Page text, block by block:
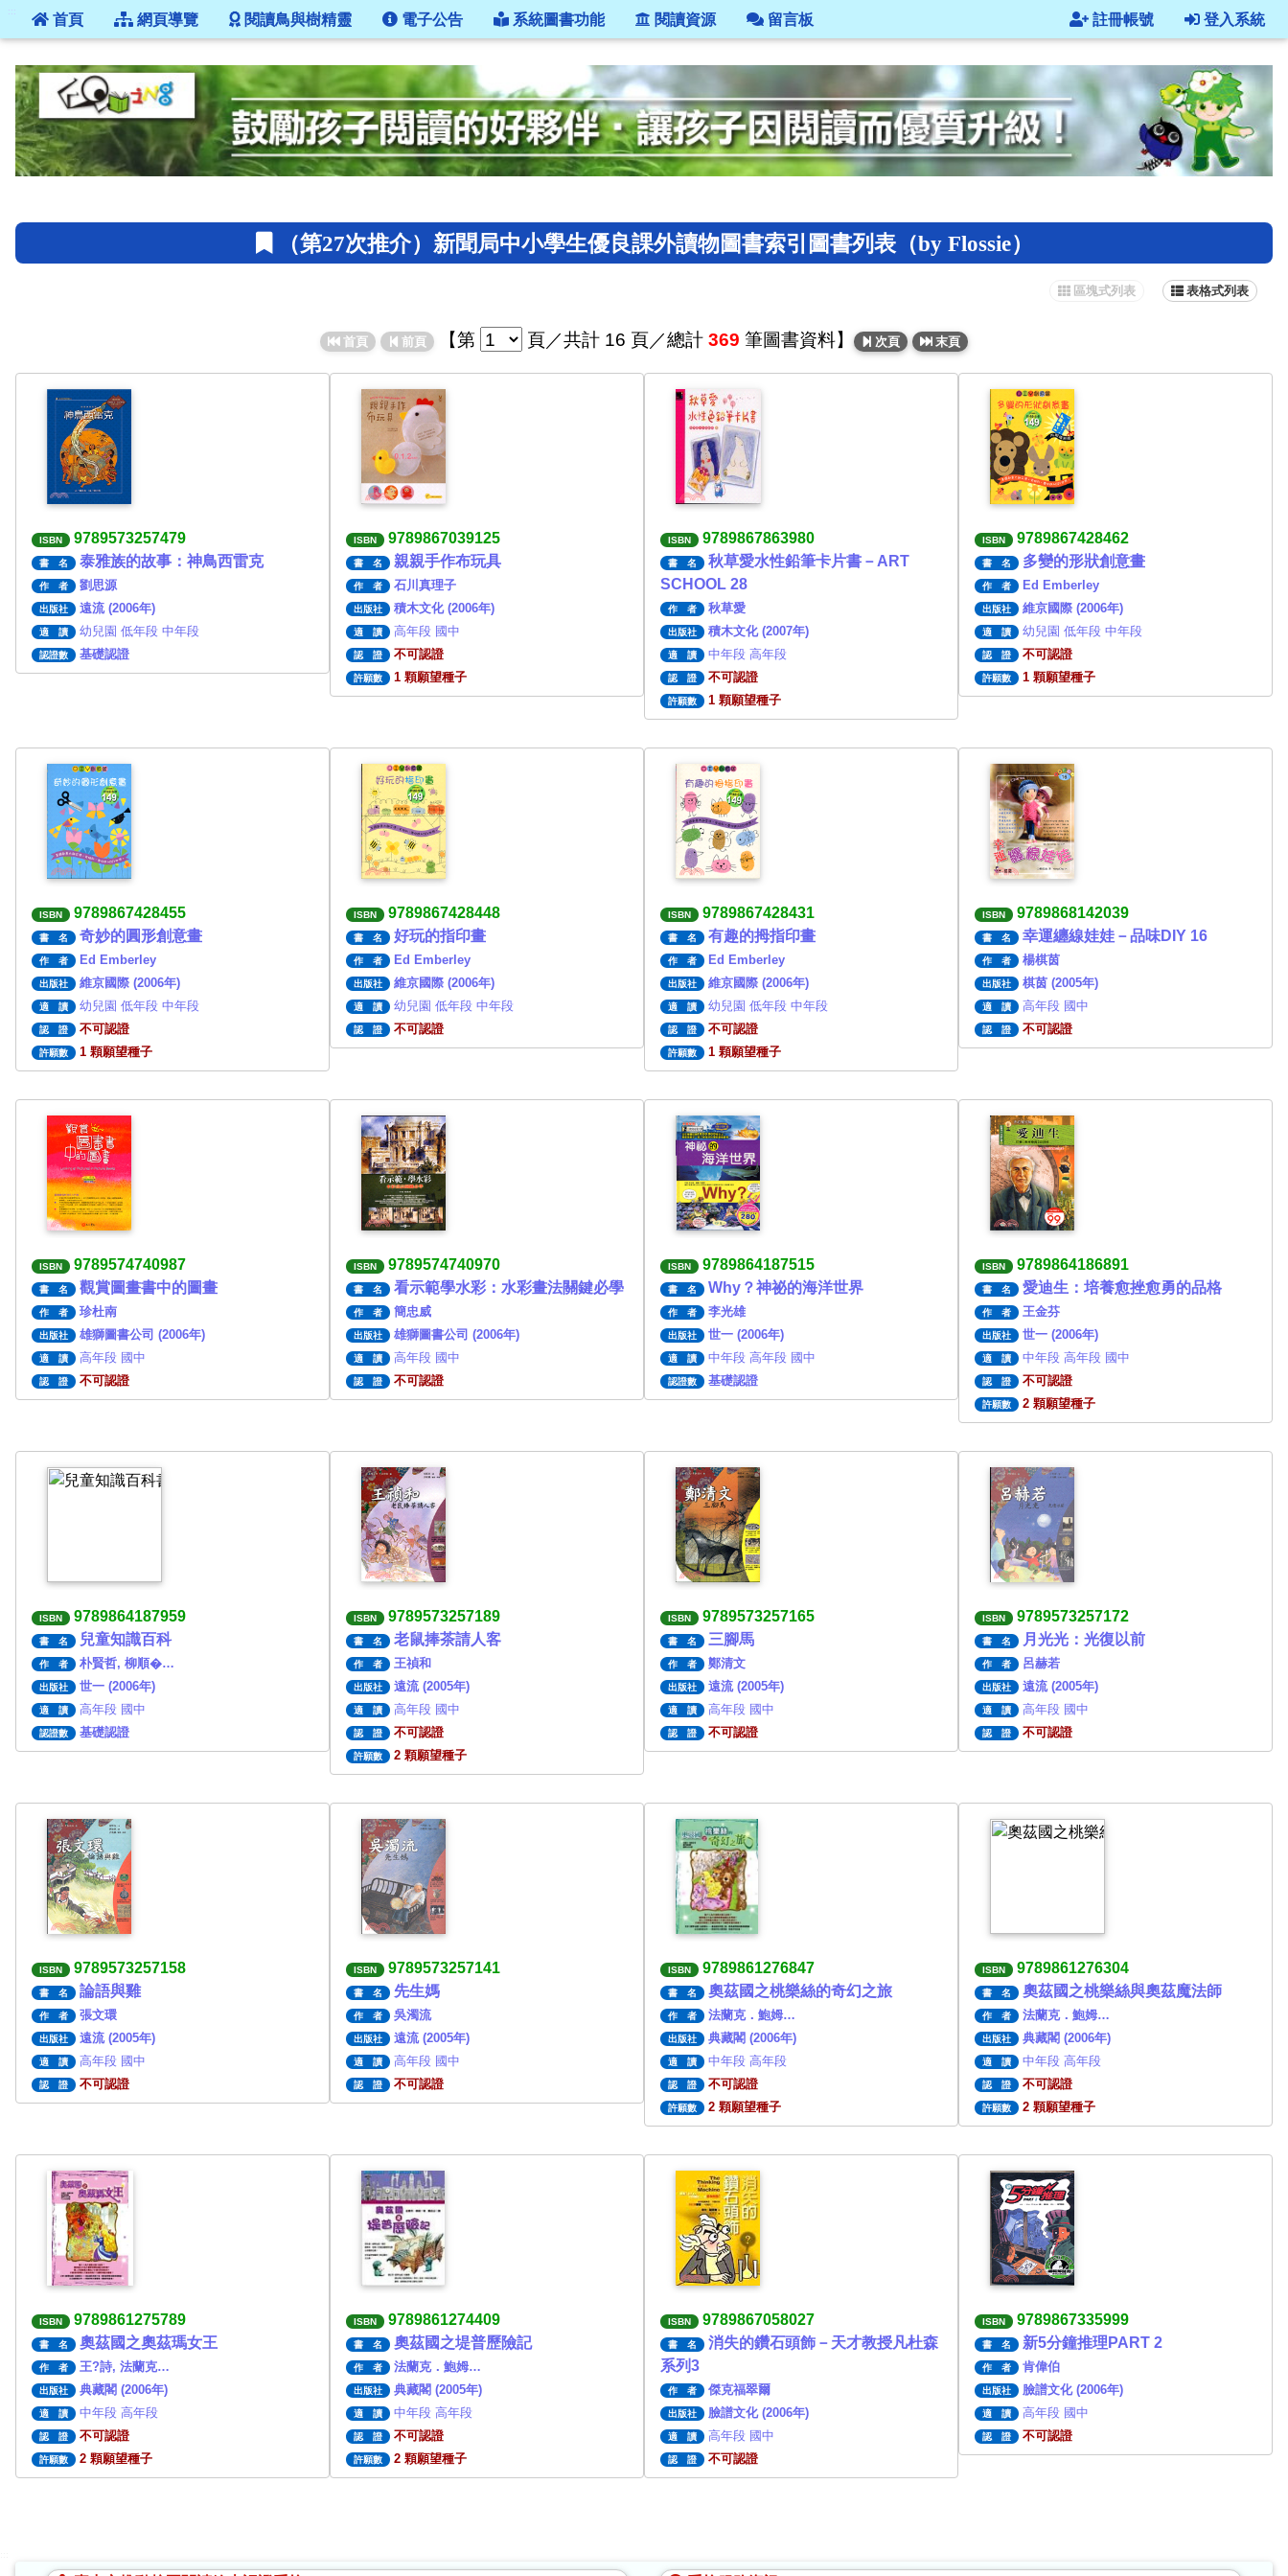
:::
首頁 網頁導覽 閱讀鳥與樹精靈 電子公告 系統圖書功能 閱讀資源 留言板 登入系統
註冊帳號
（第27次推介）新聞局中小學生優良課外讀物圖書索引圖書列表（by Flossie）
表格式列表
區塊式列表
首頁 前頁 【第 頁／共計 16 頁／總計 369 筆圖書資料】 次頁 末頁
ISBN 9789573257479
書 名 泰雅族的故事：神鳥西雷克
作 者 劉思源
出版社 遠流 (2006年)
適 讀 幼兒園 低年段 中年段
認證數 基礎認證
ISBN 9789867039125
書 名 親親手作布玩具
作 者 石川真理子
出版社 積木文化 (2006年)
適 讀 高年段 國中
認 證 不可認證
許願數 1 顆願望種子
ISBN 9789867863980
書 名
秋草愛水性鉛筆卡片書－ART
SCHOOL 28
作 者 秋草愛
出版社 積木文化 (2007年)
適 讀 中年段 高年段
認 證 不可認證
許願數 1 顆願望種子
ISBN 9789867428462
書 名 多變的形狀創意畫
作 者 Ed Emberley
出版社 維京國際 (2006年)
適 讀 幼兒園 低年段 中年段
認 證 不可認證
許願數 1 顆願望種子
ISBN 9789867428455
書 名 奇妙的圓形創意畫
作 者 Ed Emberley
出版社 維京國際 (2006年)
適 讀 幼兒園 低年段 中年段
認 證 不可認證
許願數 1 顆願望種子
ISBN 9789867428448
書 名 好玩的指印畫
作 者 Ed Emberley
出版社 維京國際 (2006年)
適 讀 幼兒園 低年段 中年段
認 證 不可認證
ISBN 9789867428431
書 名 有趣的拇指印畫
作 者 Ed Emberley
出版社 維京國際 (2006年)
適 讀 幼兒園 低年段 中年段
認 證 不可認證
許願數 1 顆願望種子
ISBN 9789868142039
書 名 幸運纏線娃娃－品味DIY 16
作 者 楊棋茵
出版社 棋茵 (2005年)
適 讀 高年段 國中
認 證 不可認證
ISBN 9789574740987
書 名 觀賞圖畫書中的圖畫
作 者 珍杜南
出版社 雄獅圖書公司 (2006年)
適 讀 高年段 國中
認 證 不可認證
ISBN 9789574740970
書 名 看示範學水彩：水彩畫法關鍵必學
作 者 簡忠威
出版社 雄獅圖書公司 (2006年)
適 讀 高年段 國中
認 證 不可認證
ISBN 9789864187515
書 名 Why？神祕的海洋世界
作 者 李光雄
出版社 世一 (2006年)
適 讀 中年段 高年段 國中
認證數 基礎認證
ISBN 9789864186891
書 名 愛迪生：培養愈挫愈勇的品格
作 者 王金芬
出版社 世一 (2006年)
適 讀 中年段 高年段 國中
認 證 不可認證
許願數 2 顆願望種子
ISBN 9789864187959
書 名 兒童知識百科
作 者 朴賢哲, 柳順�…
出版社 世一 (2006年)
適 讀 高年段 國中
認證數 基礎認證
ISBN 9789573257189
書 名 老鼠捧茶請人客
作 者 王禎和
出版社 遠流 (2005年)
適 讀 高年段 國中
認 證 不可認證
許願數 2 顆願望種子
ISBN 9789573257165
書 名 三腳馬
作 者 鄭清文
出版社 遠流 (2005年)
適 讀 高年段 國中
認 證 不可認證
ISBN 9789573257172
書 名 月光光：光復以前
作 者 呂赫若
出版社 遠流 (2005年)
適 讀 高年段 國中
認 證 不可認證
ISBN 9789573257158
書 名 論語與雞
作 者 張文環
出版社 遠流 (2005年)
適 讀 高年段 國中
認 證 不可認證
ISBN 9789573257141
書 名 先生媽
作 者 吳濁流
出版社 遠流 (2005年)
適 讀 高年段 國中
認 證 不可認證
ISBN 9789861276847
書 名 奧茲國之桃樂絲的奇幻之旅
作 者 法蘭克．鮑姆…
出版社 典藏閣 (2006年)
適 讀 中年段 高年段
認 證 不可認證
許願數 2 顆願望種子
ISBN 9789861276304
書 名 奧茲國之桃樂絲與奧茲魔法師
作 者 法蘭克．鮑姆…
出版社 典藏閣 (2006年)
適 讀 中年段 高年段
認 證 不可認證
許願數 2 顆願望種子
ISBN 9789861275789
書 名 奧茲國之奧茲瑪女王
作 者 王?詩, 法蘭克…
出版社 典藏閣 (2006年)
適 讀 中年段 高年段
認 證 不可認證
許願數 2 顆願望種子
ISBN 9789861274409
書 名 奧茲國之堤普歷險記
作 者 法蘭克．鮑姆…
出版社 典藏閣 (2005年)
適 讀 中年段 高年段
認 證 不可認證
許願數 2 顆願望種子
ISBN 9789867058027
書 名
消失的鑽石頭飾－天才教授凡杜森
系列3
作 者 傑克福翠爾
出版社 臉譜文化 (2006年)
適 讀 高年段 國中
認 證 不可認證
ISBN 9789867335999
書 名 新5分鐘推理PART 2
作 者 肯偉伯
出版社 臉譜文化 (2006年)
適 讀 高年段 國中
認 證 不可認證